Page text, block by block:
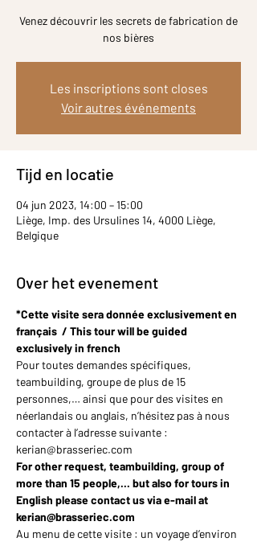
Venez découvrir les secrets de fabrication de
nos bières
Les inscriptions sont closes
Voir autres événements
Tijd en locatie
04 jun 2023, 14:00 – 15:00
Liège, Imp. des Ursulines 14, 4000 Liège,
Belgique
Over het evenement
*Cette visite sera donnée exclusivement en
français  / This tour will be guided
exclusively in french
Pour toutes demandes spécifiques,
teambuilding, groupe de plus de 15
personnes,… ainsi que pour des visites en
néerlandais ou anglais, n’hésitez pas à nous
contacter à l’adresse suivante :
kerian@brasseriec.com
For other request, teambuilding, group of
more than 15 people,... but also for tours in
English please contact us via e-mail at
kerian@brasseriec.com
Au menu de cette visite : un voyage d’environ